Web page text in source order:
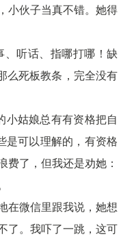
小伙子当真不错。她得
、听话、指哪打哪！缺
么死板教条，完全没有
小姑娘总有有资格把自
是可以理解的，有资格
费了，但我还是劝她：
在微信里跟我说，她想
了。我吓了一跳，这可